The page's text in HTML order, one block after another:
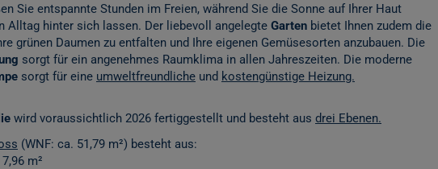
Sie entspannte Stunden im Freien, während Sie die Sonne auf Ihrer Haut
Alltag hinter sich lassen. Der liebevoll angelegte Garten bietet Ihnen zudem die
grünen Daumen zu entfalten und Ihre eigenen Gemüsesorten anzubauen. Die
sorgt für ein angenehmes Raumklima in allen Jahreszeiten. Die moderne
sorgt für eine umweltfreundliche und kostengünstige Heizung.
wird voraussichtlich 2026 fertiggestellt und besteht aus drei Ebenen.
(WNF: ca. 51,79 m²) besteht aus:
m²